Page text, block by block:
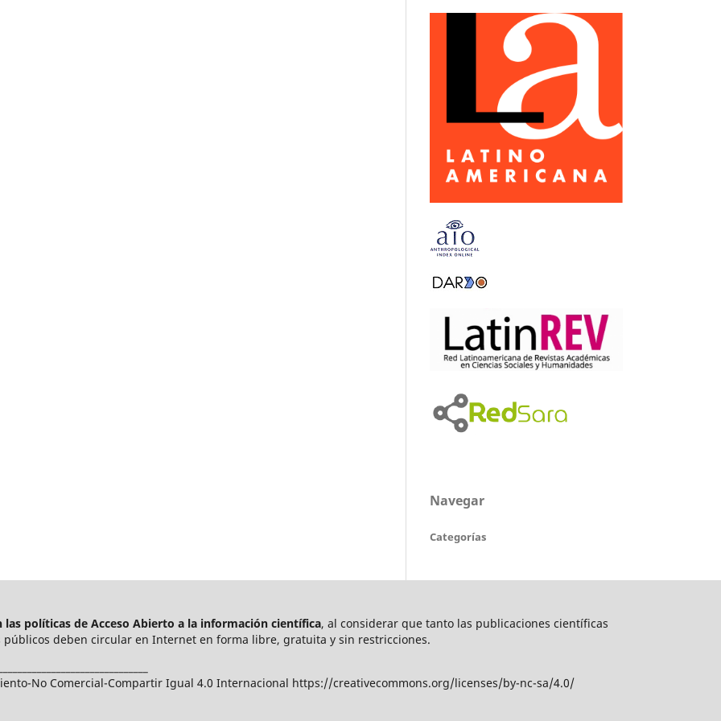
Navegar
Categorías
las políticas de Acceso Abierto a la información científica, al considerar que tanto las publicaciones científicas
deben circular en Internet en forma libre, gratuita y sin restricciones.
No Comercial-Compartir Igual 4.0 Internacional https://creativecommons.org/licenses/by-nc-sa/4.0/